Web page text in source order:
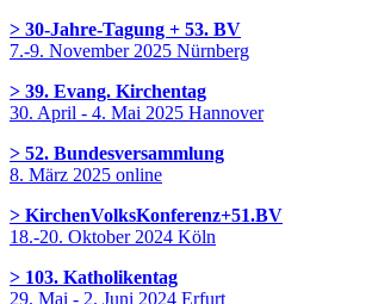
> 30-Jahre-Tagung + 53. BV
7.-9. November 2025 Nürnberg
> 39. Evang. Kirchentag
30. April - 4. Mai 2025 Hannover
> 52. Bundesversammlung
8. März 2025 online
> KirchenVolksKonferenz+51.BV
18.-20. Oktober 2024 Köln
> 103. Katholikentag
29. Mai - 2. Juni 2024 Erfurt